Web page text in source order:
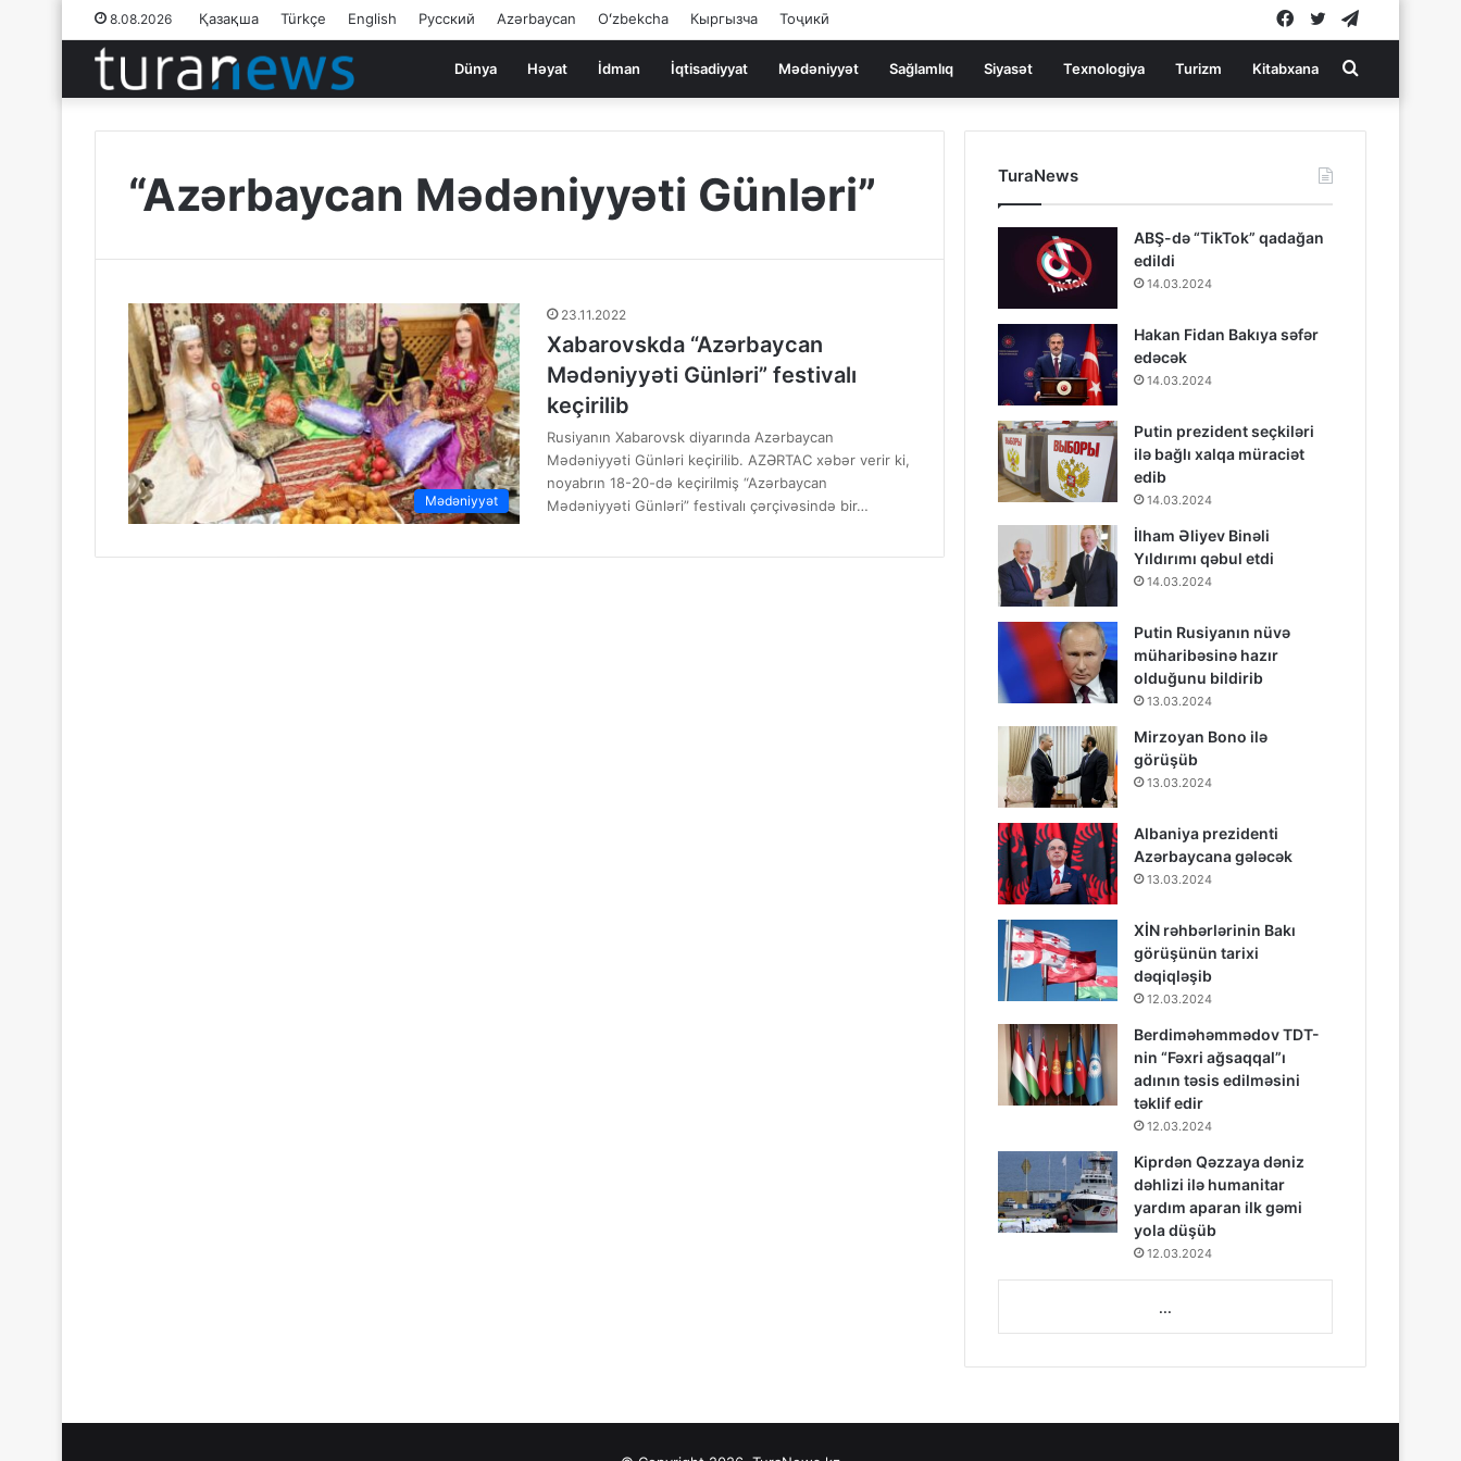
8.08.2026 Қазақша Türkçe English Русский Azərbaycan Oʻzbekcha Кыргызча Тоҷикӣ Twitter
Facebook
Dünya Həyat İdman İqtisadiyyat Mədəniyyət Sağlamlıq Siyasət Texnologiya Turizm Kitabxana Search
for
“Azərbaycan Mədəniyyəti Günləri”
Mədəniyyət
23.11.2022
Xabarovskda “Azərbaycan
Mədəniyyəti Günləri” festivalı
keçirilib
Rusiyanın Xabarovsk diyarında Azərbaycan
Mədəniyyəti Günləri keçirilib. AZƏRTAC xəbər verir ki,
noyabrın 18-20-də keçirilmiş “Azərbaycan
Mədəniyyəti Günləri” festivalı çərçivəsində bir…
TuraNews
ABŞ-də “TikTok” qadağan
edildi
14.03.2024
Hakan Fidan Bakıya səfər
edəcək
14.03.2024
Putin prezident seçkiləri
ilə bağlı xalqa müraciət
edib
14.03.2024
İlham Əliyev Binəli
Yıldırımı qəbul etdi
14.03.2024
Putin Rusiyanın nüvə
müharibəsinə hazır
olduğunu bildirib
13.03.2024
Mirzoyan Bono ilə
görüşüb
13.03.2024
Albaniya prezidenti
Azərbaycana gələcək
13.03.2024
XİN rəhbərlərinin Bakı
görüşünün tarixi
dəqiqləşib
12.03.2024
Berdiməhəmmədov TDT-
nin “Fəxri ağsaqqal”ı
adının təsis edilməsini
təklif edir
12.03.2024
Kiprdən Qəzzaya dəniz
dəhlizi ilə humanitar
yardım aparan ilk gəmi
yola düşüb
12.03.2024
...